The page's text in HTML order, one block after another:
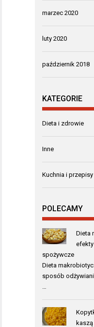
marzec 2020
luty 2020
październik 2018
KATEGORIE
Dieta i zdrowie
Inne
Kuchnia i przepisy
POLECAMY
Dieta
spożywcze
Dieta
sposób
…